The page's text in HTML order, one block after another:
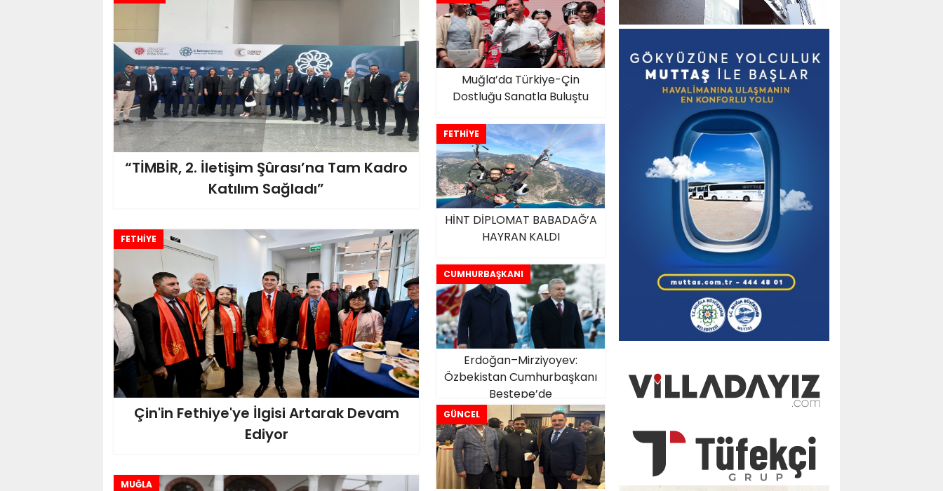
“TİMBİR, 2. İletişim Şûrası’na Tam Kadro
Katılım Sağladı”
Muğla’da Türkiye-Çin
Dostluğu Sanatla Buluştu
FETHİYE
HİNT DİPLOMAT BABADAĞ’A
HAYRAN KALDI
FETHİYE
Çin'in Fethiye'ye İlgisi Artarak Devam
Ediyor
CUMHURBAŞKANI
Erdoğan–Mirziyoyev:
Özbekistan Cumhurbaşkanı
Beştepe’de
GÜNCEL
MUĞLA